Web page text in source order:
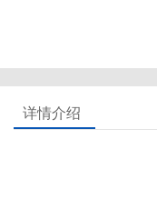
详情介绍